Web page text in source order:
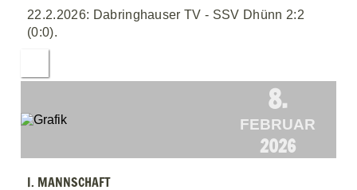
22.2.2026: Dabringhauser TV - SSV Dhünn 2:2
(0:0).
8.
FEBRUAR
2026
I. MANNSCHAFT